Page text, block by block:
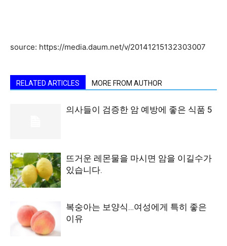
source: https://media.daum.net/v/20141215132303007
RELATED ARTICLES MORE FROM AUTHOR
의사들이 검증한 암 예방에 좋은 식품 5
뜨거운 레몬물을 마시면 암을 이길수가
있습니다.
복숭아는 보양식…여성에게 특히 좋은
이유